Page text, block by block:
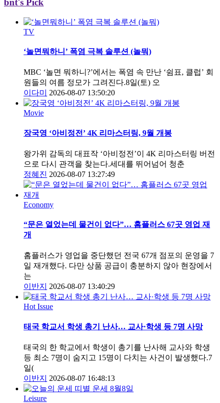
bnt's Pick
TV
‘놀면뭐하니’ 폭염 극복 솔루션 (놀뭐)
MBC ‘놀면 뭐하니?’에서는 폭염 속 만난 ‘쉼표, 클럽’ 회
원들의 여름 정모가 그려진다.8일(토) 오
이다미
2026-08-07 13:50:20
Movie
장국영 ‘아비정전’ 4K 리마스터링, 9월 개봉
왕가위 감독의 대표작 ‘아비정전’이 4K 리마스터링 버전
으로 다시 관객을 찾는다.세대를 뛰어넘어 청춘
정혜진 2026-08-07 13:27:49
Economy
“문은 열었는데 물건이 없다”… 홈플러스 67곳 영업 재
개
홈플러스가 영업을 중단했던 전국 67개 점포의 운영을 7
일 재개했다. 다만 상품 공급이 충분하지 않아 현장에서
는
이반지
2026-08-07 13:40:29
Hot Issue
태국 학교서 학생 총기 난사… 교사·학생 등 7명 사망
태국의 한 학교에서 학생이 총기를 난사해 교사와 학생
등 최소 7명이 숨지고 15명이 다치는 사건이 발생했다.7
일(
이반지
2026-08-07 16:48:13
Leisure